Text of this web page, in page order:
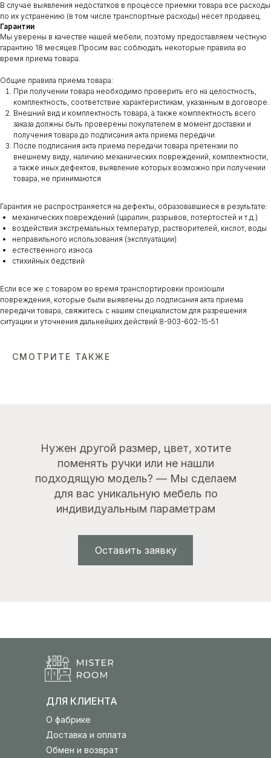
В случае выявления недостатков в процессе приемки товара все расходы
по их устранению (в том числе транспортные расходы) несет продавец.
Гарантии
Мы уверены в качестве нашей мебели, поэтому предоставляем честную
гарантию 18 месяцев.Просим вас соблюдать некоторые правила во
время приема товара.
Общие правила приема товара:
При получении товара необходимо проверить его на целостность,
комплектность, соответствие характеристикам, указанным в договоре.
Внешний вид и комплектность товара, а также комплектность всего
заказа должны быть проверены покупателем в момент доставки и
получения товара до подписания акта приема передачи.
После подписания акта приема передачи товара претензии по
внешнему виду, наличию механических повреждений, комплектности,
а также иных дефектов, выявление которых возможно при получении
товара, не принимаются
Гарантия не распространяется на дефекты, образовавшиеся в результате:
механических повреждений (царапин, разрывов, потертостей и т.д.)
воздействия экстремальных температур, растворителей, кислот, воды
неправильного использования (эксплуатации)
естественного износа
стихийных бедствий
Если все же с товаром во время транспортировки произошли
повреждения, которые были выявлены до подписания акта приема
передачи товара, свяжитесь с нашим специалистом для разрешения
ситуации и уточнения дальнейших действий 8-903-602-15-51
СМОТРИТЕ ТАКЖЕ
Нужен другой размер, цвет, хотите
поменять ручки или не нашли
подходящую модель? — Мы сделаем
для вас уникальную мебель по
индивидуальным параметрам
Оставить заявку
Обмен и возврат
Доставка и оплата
О фабрике
ДЛЯ КЛИЕНТА